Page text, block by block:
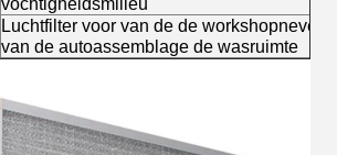
Luchtfilter voor van de de workshopnevel
van de autoassemblage de wasruimte